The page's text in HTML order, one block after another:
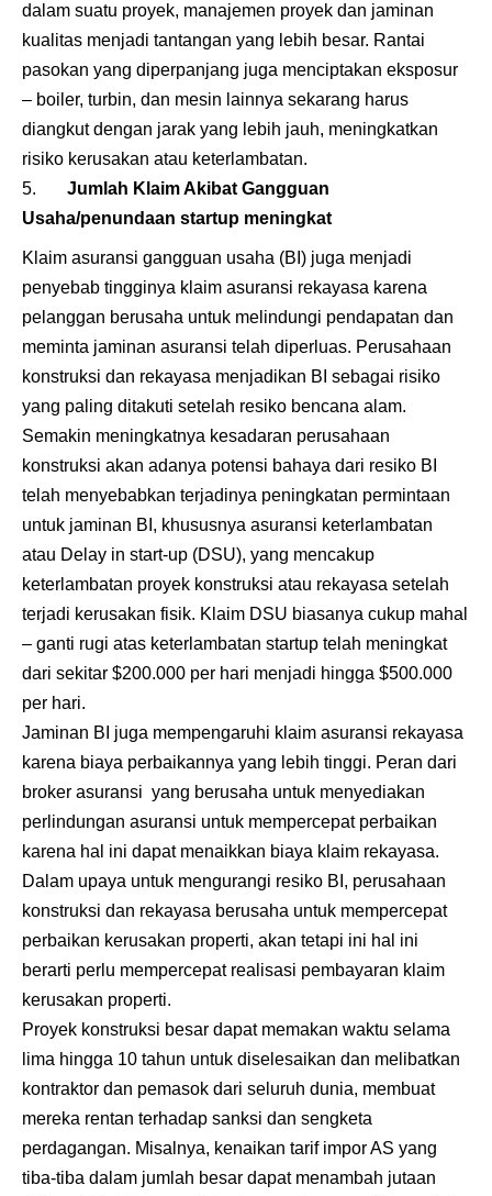
dalam suatu proyek, manajemen proyek dan jaminan
kualitas menjadi tantangan yang lebih besar. Rantai
pasokan yang diperpanjang juga menciptakan eksposur
– boiler, turbin, dan mesin lainnya sekarang harus
diangkut dengan jarak yang lebih jauh, meningkatkan
risiko kerusakan atau keterlambatan.
Jumlah Klaim Akibat Gangguan
Usaha/penundaan startup meningkat
Klaim asuransi gangguan usaha (BI) juga menjadi
penyebab tingginya klaim asuransi rekayasa karena
pelanggan berusaha untuk melindungi pendapatan dan
meminta jaminan asuransi telah diperluas. Perusahaan
konstruksi dan rekayasa menjadikan BI sebagai risiko
yang paling ditakuti setelah resiko bencana alam.
Semakin meningkatnya kesadaran perusahaan
konstruksi akan adanya potensi bahaya dari resiko BI
telah menyebabkan terjadinya peningkatan permintaan
untuk jaminan BI, khususnya asuransi keterlambatan
atau Delay in start-up (DSU), yang mencakup
keterlambatan proyek konstruksi atau rekayasa setelah
terjadi kerusakan fisik. Klaim DSU biasanya cukup mahal
– ganti rugi atas keterlambatan startup telah meningkat
dari sekitar $200.000 per hari menjadi hingga $500.000
per hari.
Jaminan BI juga mempengaruhi klaim asuransi rekayasa
karena biaya perbaikannya yang lebih tinggi. Peran dari
broker asuransi yang berusaha untuk menyediakan
perlindungan asuransi untuk mempercepat perbaikan
karena hal ini dapat menaikkan biaya klaim rekayasa.
Dalam upaya untuk mengurangi resiko BI, perusahaan
konstruksi dan rekayasa berusaha untuk mempercepat
perbaikan kerusakan properti, akan tetapi ini hal ini
berarti perlu mempercepat realisasi pembayaran klaim
kerusakan properti.
Proyek konstruksi besar dapat memakan waktu selama
lima hingga 10 tahun untuk diselesaikan dan melibatkan
kontraktor dan pemasok dari seluruh dunia, membuat
mereka rentan terhadap sanksi dan sengketa
perdagangan. Misalnya, kenaikan tarif impor AS yang
tiba-tiba dalam jumlah besar dapat menambah jutaan